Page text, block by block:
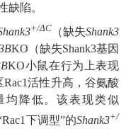
缺陷。
+/ΔC （缺失Shank3
KO（缺失Shank3基因
KO小鼠在行为上表现
活性升高，谷氨酸
均降低。该表现类似
下调型”的Shank3+/